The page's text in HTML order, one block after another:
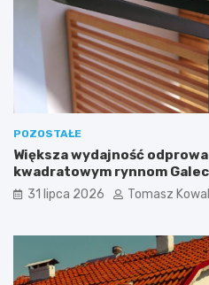
POZOSTAŁE
Większa wydajność
kwadratowym rynnom
31 lipca 2026 Tomasz